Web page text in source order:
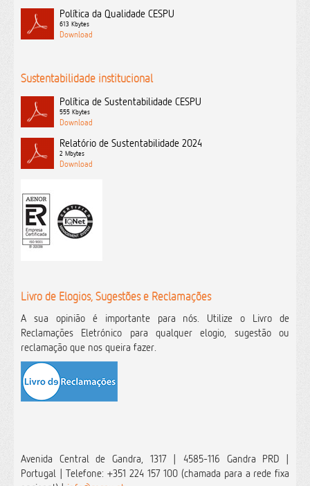
Política da Qualidade CESPU
613 Kbytes
Sustentabilidade institucional
Política de Sustentabilidade CESPU
555 Kbytes
Relatório de Sustentabilidade 2024
2 Mbytes
Livro de Elogios, Sugestões e Reclamações
A sua opinião é importante para nós. Utilize o Livro de
Reclamações Eletrónico para qualquer elogio, sugestão ou
reclamação que nos queira fazer.
Avenida Central de Gandra, 1317 | 4585-116 Gandra PRD |
Portugal | Telefone: +351 224 157 100 (chamada para a rede fixa